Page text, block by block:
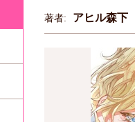
著者: アヒル森下